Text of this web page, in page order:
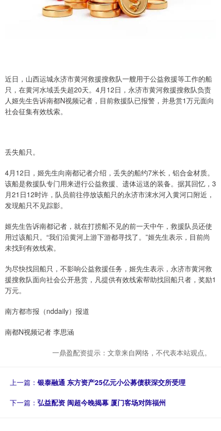
近日，山西运城永济市黄河救援搜救队一艘用于公益救援等工作的船
只，在黄河水域丢失超20天。4月12日，永济市黄河救援搜救队负责
人姬先生告诉南都N视频记者，目前救援队已报警，并悬赏1万元面向
社会征集有效线索。
丢失船只。
4月12日，姬先生向南都记者介绍，丢失的船约7米长，铝合金材质。
该船是救援队专门用来进行公益救援、遗体运送的装备。据其回忆，3
月21日12时许，队员前往停放该船只的永济市涑水河入黄河口附近，
发现船只不见踪影。
姬先生告诉南都记者，就在打捞船不见的前一天中午，救援队员还使
用过该船只。“我们沿黄河上游下游都寻找了。”姬先生表示，目前尚
未找到有效线索。
为尽快找回船只，不影响公益救援任务，姬先生表示，永济市黄河救
援搜救队面向社会公开悬赏，凡提供有效线索帮助找回船只者，奖励1
万元。
南方都市报（nddaily）报道
南都N视频记者 李思涵
一鼎盈配资提示：文章来自网络，不代表本站观点。
上一篇： 银泰融通 东方资产25亿元小公募债获深交所受理
下一篇： 弘益配资 闽超今晚揭幕 厦门客场对阵福州